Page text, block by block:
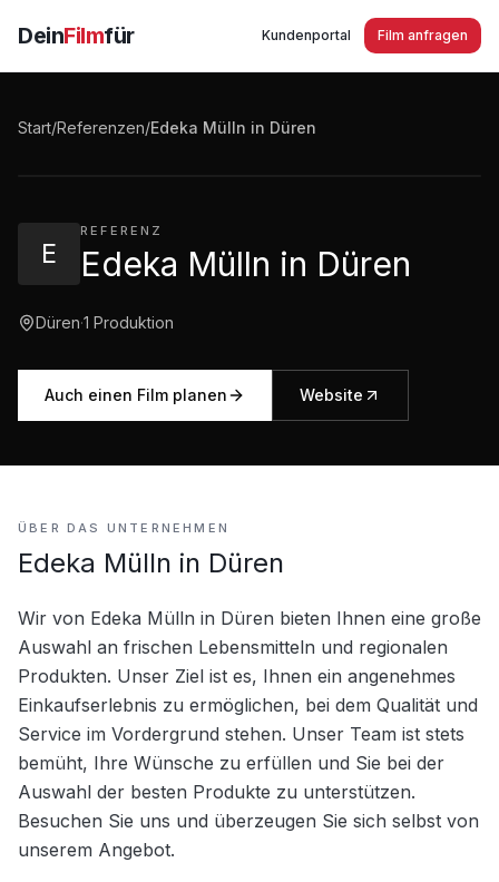
DeinFilmfür Kundenportal Film anfragen
Start/Referenzen/Edeka Mülln in Düren
E
REFERENZ
Edeka Mülln in Düren
Düren·1 Produktion
Auch einen Film planen Website
Edeka Mülln in Düren
ÜBER DAS UNTERNEHMEN
Edeka Mülln in Düren
Wir von Edeka Mülln in Düren bieten Ihnen eine große
Auswahl an frischen Lebensmitteln und regionalen
Produkten. Unser Ziel ist es, Ihnen ein angenehmes
Einkaufserlebnis zu ermöglichen, bei dem Qualität und
Service im Vordergrund stehen. Unser Team ist stets
bemüht, Ihre Wünsche zu erfüllen und Sie bei der
Auswahl der besten Produkte zu unterstützen.
Besuchen Sie uns und überzeugen Sie sich selbst von
unserem Angebot.